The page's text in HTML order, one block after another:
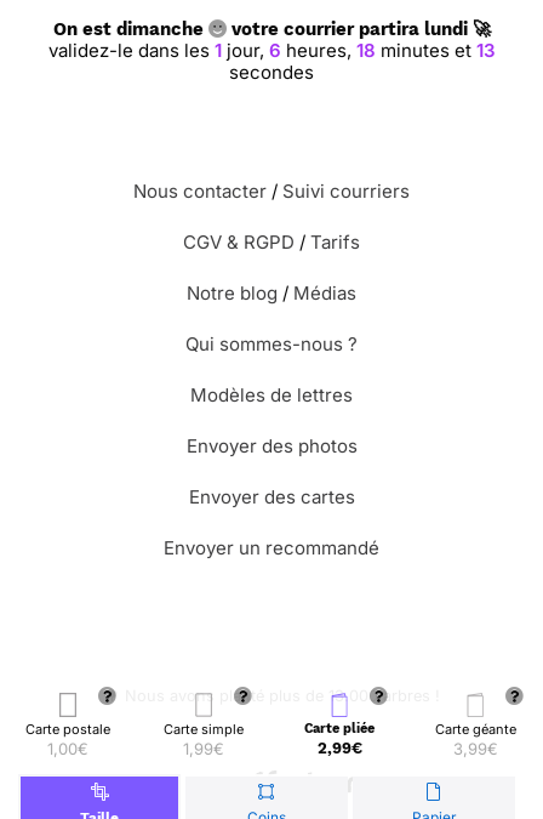
Carte postale
1,00€
Carte simple
1,99€
Carte pliée
2,99€
Carte géante
3,99€
On est dimanche votre courrier partira lundi 🚀
validez-le dans les 1 jour, 6 heures, 18 minutes et 12
secondes
Nous contacter / Suivi courriers
CGV & RGPD / Tarifs
Notre blog / Médias
Qui sommes-nous ?
Modèles de lettres
Envoyer des photos
Envoyer des cartes
Envoyer un recommandé
🌳 Nous avons planté plus de 13.000 arbres !
© Merci Facteur